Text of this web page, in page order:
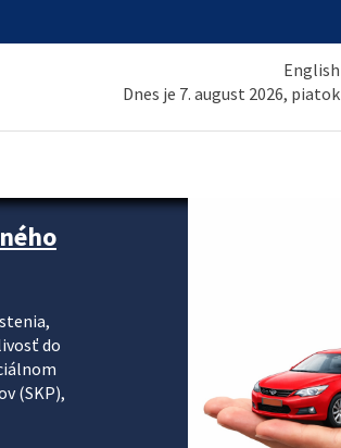
English
Dnes je 7. august 2026, piatok
do
(SKP),